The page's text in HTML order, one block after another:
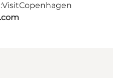
VisitCopenhagen